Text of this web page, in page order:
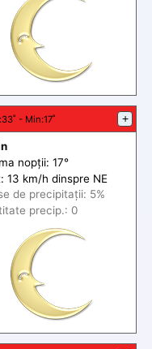
- Min:17˚ +
nopții: 17°
13 km/h dinspre NE
de precipitații: 5%
precip.: 0